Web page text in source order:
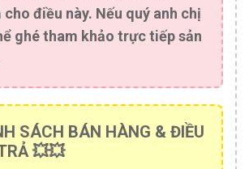
điều này. Nếu quý anh chị
ghé tham khảo trực tiếp sản
SÁCH BÁN HÀNG & ĐIỀU
💥💥